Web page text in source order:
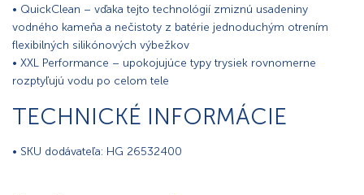
• QuickClean – vďaka tejto technológií zmiznú usadeniny
vodného kameňa a nečistoty z batérie jednoduchým otrením
flexibilných silikónových výbežkov
• XXL Performance – upokojujúce typy trysiek rovnomerne
rozptyľujú vodu po celom tele
TECHNICKÉ INFORMÁCIE
• SKU dodávateľa: HG 26532400